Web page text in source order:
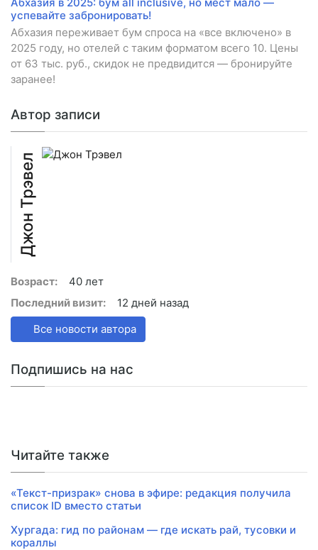
успевайте забронировать!
Абхазия переживает бум спроса на «все включено» в
2025 году, но отелей с таким форматом всего 10. Цены
от 63 тыс. руб., скидок не предвидится — бронируйте
заранее!
Автор записи
Джон Трэвел
Возраст:
40 лет
Последний визит:
12 дней назад
Все новости автора
Подпишись на нас
Читайте также
«Текст-призрак» снова в эфире: редакция получила
список ID вместо статьи
Хургада: гид по районам — где искать рай, тусовки и
кораллы